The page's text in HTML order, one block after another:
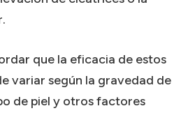
que la eficacia de estos
variar según la gravedad de
de piel y otros factores